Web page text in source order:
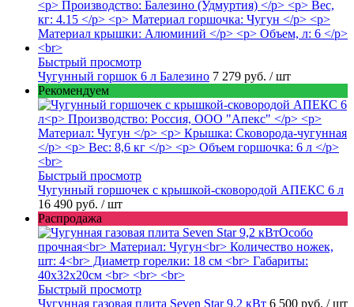
Быстрый просмотр
Чугунный горшок 6 л Балезино 7 279 руб. / шт
Рекомендуем
Быстрый просмотр
Чугунный горшочек с крышкой-сковородой АПЕКС 6 л
16 490 руб. / шт
Распродажа
Быстрый просмотр
Чугунная газовая плита Seven Star 9,2 кВт 6 500 руб. / шт